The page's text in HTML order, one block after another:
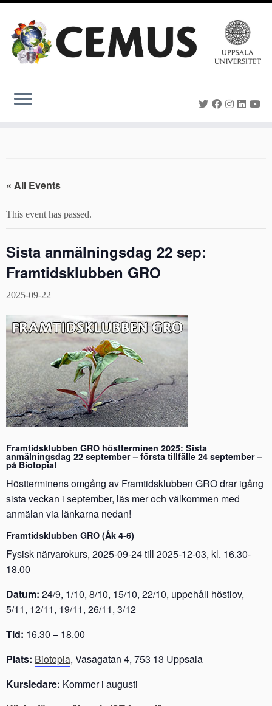
content
« All Events
This event has passed.
Sista anmälningsdag 22 sep:
Framtidsklubben GRO
2025-09-22
Framtidsklubben GRO höstterminen 2025: Sista
anmälningsdag 22 september – första tillfälle 24 september –
på Biotopia!
Höstterminens omgång av Framtidsklubben GRO drar igång
sista veckan i september, läs mer och välkommen med
anmälan via länkarna nedan!
Framtidsklubben GRO (Åk 4-6)
Fysisk närvarokurs, 2025-09-24 till 2025-12-03, kl. 16.30-
18.00
Datum: 24/9, 1/10, 8/10, 15/10, 22/10, uppehåll höstlov,
5/11, 12/11, 19/11, 26/11, 3/12
Tid: 16.30 – 18.00
Plats: Biotopia, Vasagatan 4, 753 13 Uppsala
Kursledare: Kommer i augusti